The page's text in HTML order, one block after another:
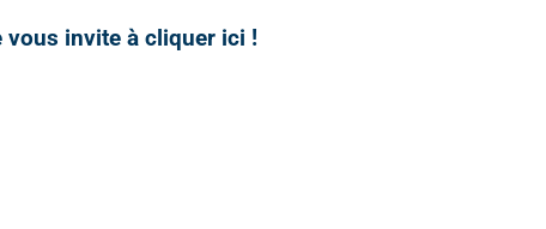
vous invite à cliquer ici !